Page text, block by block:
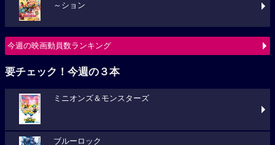
～ション
今週の映画動員数ランキング
要チェック！今週の３本
ミニオンズ＆モンスターズ
ブルーロック